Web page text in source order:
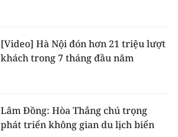
[Video] Hà Nội đón hơn 21 triệu lượt
khách trong 7 tháng đầu năm
Lâm Đồng: Hòa Thắng chú trọng
phát triển không gian du lịch biển